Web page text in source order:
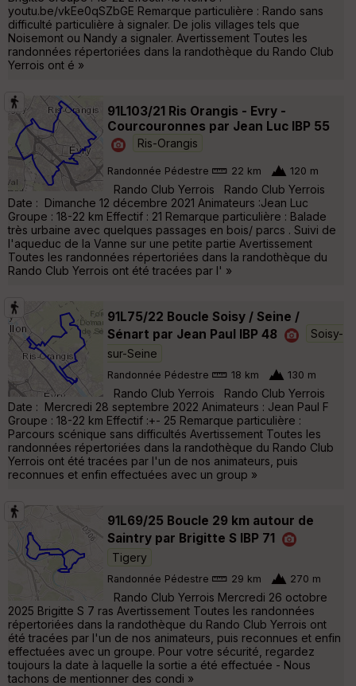
youtu.be/vkEe0qSZbGE Remarque particulière : Rando sans
difficulté particulière à signaler. De jolis villages tels que
Noisemont ou Nandy a signaler. Avertissement Toutes les
randonnées répertoriées dans la randothèque du Rando Club
Yerrois ont é »
91L103/21 Ris Orangis - Evry -
Courcouronnes par Jean Luc IBP 55
Ris-Orangis
Randonnée Pédestre 22 km 120 m
Rando Club Yerrois Rando Club Yerrois
Date : Dimanche 12 décembre 2021 Animateurs :Jean Luc
Groupe : 18-22 km Effectif : 21 Remarque particulière : Balade
très urbaine avec quelques passages en bois/ parcs . Suivi de
l'aqueduc de la Vanne sur une petite partie Avertissement
Toutes les randonnées répertoriées dans la randothèque du
Rando Club Yerrois ont été tracées par l' »
91L75/22 Boucle Soisy / Seine /
Sénart par Jean Paul IBP 48
Soisy-
sur-Seine
Randonnée Pédestre 18 km 130 m
Rando Club Yerrois Rando Club Yerrois
Date : Mercredi 28 septembre 2022 Animateurs : Jean Paul F
Groupe : 18-22 km Effectif :+- 25 Remarque particulière :
Parcours scénique sans difficultés Avertissement Toutes les
randonnées répertoriées dans la randothèque du Rando Club
Yerrois ont été tracées par l'un de nos animateurs, puis
reconnues et enfin effectuées avec un group »
91L69/25 Boucle 29 km autour de
Saintry par Brigitte S IBP 71
Tigery
Randonnée Pédestre 29 km 270 m
Rando Club Yerrois Mercredi 26 octobre
2025 Brigitte S 7 ras Avertissement Toutes les randonnées
répertoriées dans la randothèque du Rando Club Yerrois ont
été tracées par l'un de nos animateurs, puis reconnues et enfin
effectuées avec un groupe. Pour votre sécurité, regardez
toujours la date à laquelle la sortie a été effectuée - Nous
tachons de mentionner des condi »